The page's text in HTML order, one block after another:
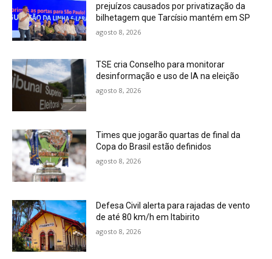
prejuízos causados por privatização da
bilhetagem que Tarcísio mantém em SP
agosto 8, 2026
TSE cria Conselho para monitorar
desinformação e uso de IA na eleição
agosto 8, 2026
Times que jogarão quartas de final da
Copa do Brasil estão definidos
agosto 8, 2026
Defesa Civil alerta para rajadas de vento
de até 80 km/h em Itabirito
agosto 8, 2026